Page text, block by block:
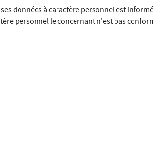
données à caractère personnel est
personnel le concernant n'est pas